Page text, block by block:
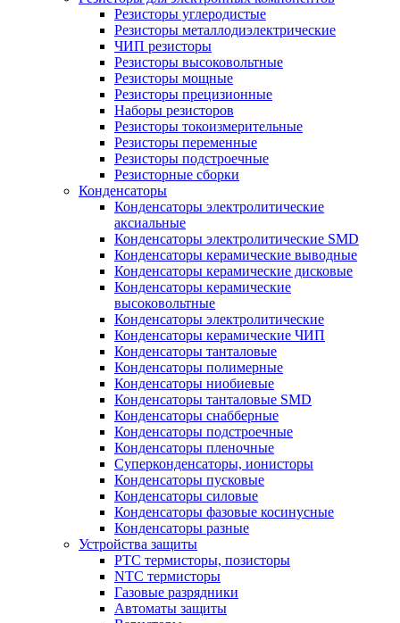
Резисторы углеродистые
Резисторы металлодиэлектрические
ЧИП резисторы
Резисторы высоковольтные
Резисторы мощные
Резисторы прецизионные
Наборы резисторов
Резисторы токоизмерительные
Резисторы переменные
Резисторы подстроечные
Резисторные сборки
Конденсаторы
Конденсаторы электролитические
аксиальные
Конденсаторы электролитические SMD
Конденсаторы керамические выводные
Конденсаторы керамические дисковые
Конденсаторы керамические
высоковольтные
Конденсаторы электролитические
Конденсаторы керамические ЧИП
Конденсаторы танталовые
Конденсаторы полимерные
Конденсаторы ниобиевые
Конденсаторы танталовые SMD
Конденсаторы снабберные
Конденсаторы подстроечные
Конденсаторы пленочные
Суперконденсаторы, ионисторы
Конденсаторы пусковые
Конденсаторы силовые
Конденсаторы фазовые косинусные
Конденсаторы разные
Устройства защиты
PTC термисторы, позисторы
NTC термисторы
Газовые разрядники
Автоматы защиты